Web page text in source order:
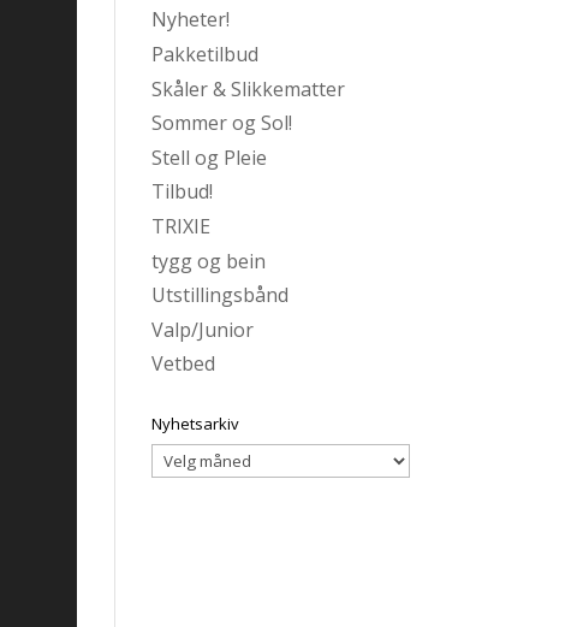
Nyheter!
Pakketilbud
Skåler & Slikkematter
Sommer og Sol!
Stell og Pleie
Tilbud!
TRIXIE
tygg og bein
Utstillingsbånd
Valp/Junior
Vetbed
Nyhetsarkiv
Nyhetsarkiv